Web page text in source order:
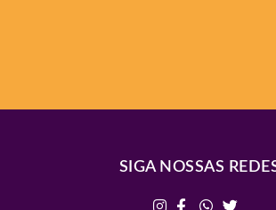
SIGA NOSSAS